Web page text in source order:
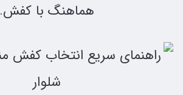
هماهنگ با کفش.